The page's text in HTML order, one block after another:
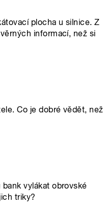
plocha u silnice. Z
informací, než si
Co je dobré vědět, než
vylákat obrovské
triky?